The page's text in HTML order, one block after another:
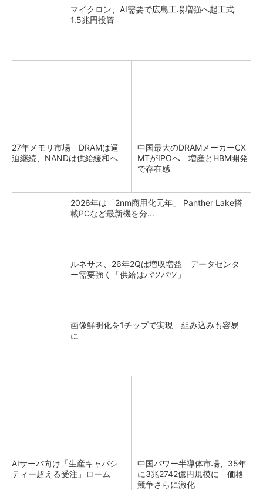
マイクロン、AI需要で広島工場増強へ起工式
1.5兆円投資
27年メモリ市場 DRAMは逼
迫継続、NANDは供給緩和へ
中国最大のDRAMメーカーCX
MTがIPOへ 増産とHBM開発
で存在感
2026年は「2nm商用化元年」 Panther Lake搭
載PCなど最新機を分...
ルネサス、26年2Qは増収増益 データセンタ
ー需要強く「供給はパツパツ」
画像鮮明化を1チップで実現 組み込みも容易
に
AIサーバ向け「生産キャパシ
ティー超える受注」ローム
中国パワー半導体市場、35年
に3兆2742億円規模に 価格
競争さらに激化